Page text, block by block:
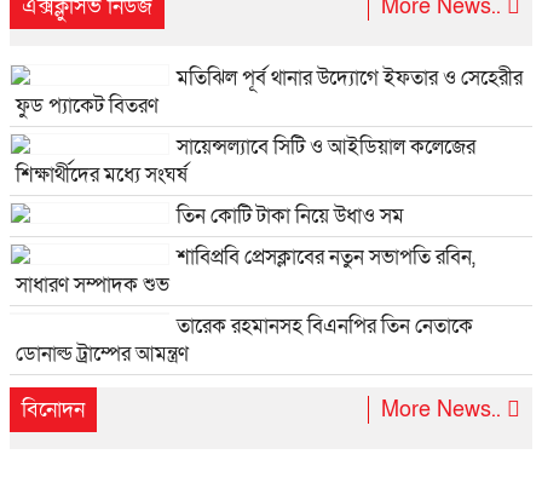
এক্সক্লুসিভ নিউজ More News..
মতিঝিল পূর্ব থানার উদ্যোগে ইফতার ও সেহেরীর
ফুড প্যাকেট বিতরণ
সায়েন্সল্যাবে সিটি ও আইডিয়াল কলেজের
শিক্ষার্থীদের মধ্যে সংঘর্ষ
তিন কোটি টাকা নিয়ে উধাও সম
শাবিপ্রবি প্রেসক্লাবের নতুন সভাপতি রবিন,
সাধারণ সম্পাদক শুভ
তারেক রহমানসহ বিএনপির তিন নেতাকে
ডোনাল্ড ট্রাম্পের আমন্ত্রণ
বিনোদন
More News..